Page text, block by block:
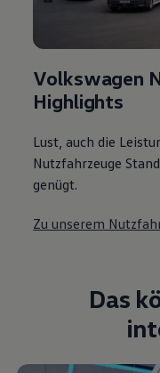
Volkswagen
Highlights
Lust, auch die
Nutzfahrzeuge
genügt.
Zu unserem
Das